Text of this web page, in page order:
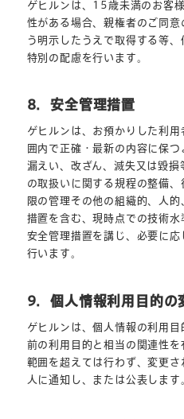
ゲヒルンは、15歳未満のお客
性がある場合、親権者のご同
う明示したうえで取得する等、
特別の配慮を行います。
8．安全管理措置
ゲヒルンは、お預かりした利
囲内で正確・最新の内容に保つ
漏えい、改ざん、滅失又は毀
の取扱いに関する規程の整備
限の管理その他の組織的、人
措置を含む、現時点での技術
安全管理措置を講じ、必要に
行います。
9．個人情報利用目的の
ゲヒルンは、個人情報の利用
前の利用目的と相当の関連性
範囲を超えては行わず、変更
人に通知し、または公表します